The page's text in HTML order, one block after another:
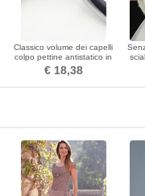
Classico volume dei capelli
colpo pettine antistatico in
plastica piccolo specchio &
pettine
€ 18,38